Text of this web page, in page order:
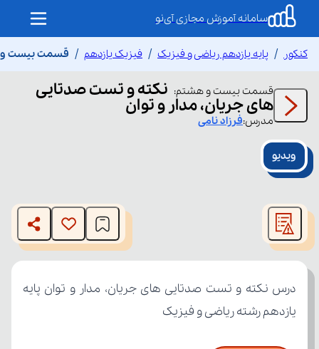
سامانه آموزش مجازی آی‌نو
کنکور پایه یازدهم ریاضی و فیزیک فیزیک یازدهم قسمت بیست و
قسمت بیست و هشتم: نکته و تست صدتایی
های جریان، مدار و توان
مدرس:فرزادنامی
ویدیو
modal
window.
The media could not be loaded, either because the server
or network failed or because the format is not supported.
یازدهم رشته ریاضی و فیزیک